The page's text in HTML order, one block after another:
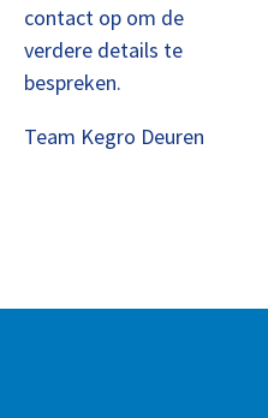
contact op om de
verdere details te
bespreken.
Team Kegro Deuren